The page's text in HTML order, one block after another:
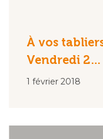
À vos
Vendredi 2…
1 février 2018